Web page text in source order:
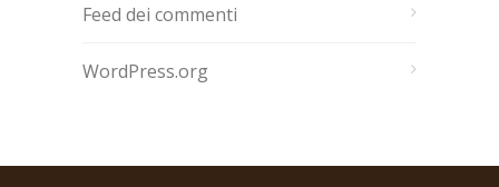
Feed dei commenti
WordPress.org